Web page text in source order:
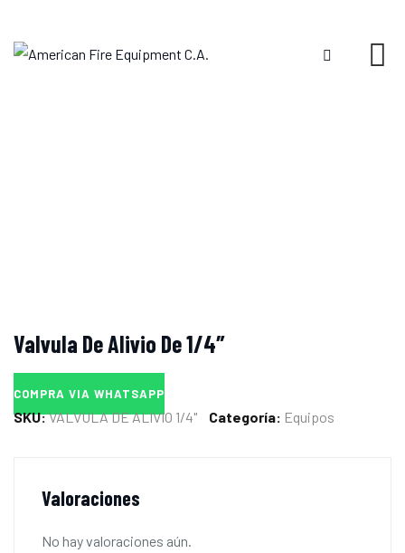
content
Valvula De Alivio De 1/4″
COMPRA VIA WHATSAPP
SKU:VALVULA DE ALIVIO 1/4" Categoría: Equipos
Valoraciones
No hay valoraciones aún.